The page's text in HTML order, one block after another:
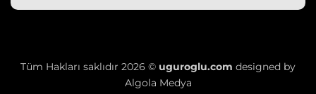
Tüm Hakları saklıdır 2026 © uguroglu.com designed by
Algola Medya